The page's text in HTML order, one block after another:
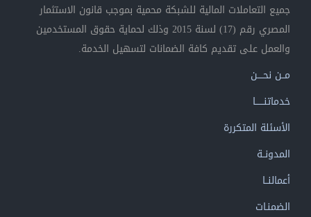
جميع التعاملات المالية للشبكة محمية بموجب قانون الاستثمار
المصري رقم (17) لسنة 2015 وذلك لحماية حقوق المستخدمين
والعمل على تقديم كافة الضمانات لتسهيل الخدمة.
مــن نحــــن
خدماتنــــــا
الأسئلة المتكررة
المدونــة
أعمالنــا
الضمنـات